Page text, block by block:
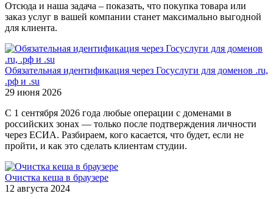
Отсюда и наша задача – показать, что покупка товара или
заказ услуг в вашей компании станет максимально выгодной
для клиента.
Обязательная идентификация через Госуслуги для доменов .ru,
.рф и .su
29 июня 2026
С 1 сентября 2026 года любые операции с доменами в
российских зонах — только после подтверждения личности
через ЕСИА. Разбираем, кого касается, что будет, если не
пройти, и как это сделать клиентам студии.
Очистка кеша в браузере
12 августа 2024